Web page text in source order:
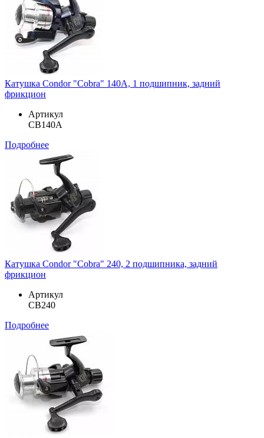
Катушка Condor "Cobra" 140A, 1 подшипник, задний
фрикцион
Артикул
CB140A
Подробнее
Катушка Condor "Cobra" 240, 2 подшипника, задний
фрикцион
Артикул
CB240
Подробнее